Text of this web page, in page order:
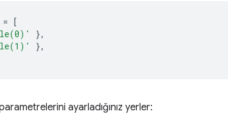
= [
},
},
ayarladığınız yerler: